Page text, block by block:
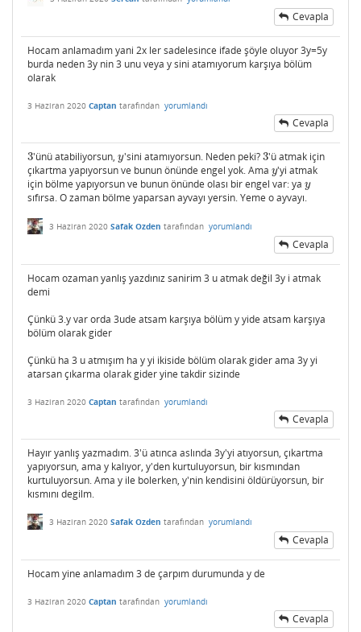
Cevapla
Hocam anlamadım yani 2x ler sadelesince ifade şöyle oluyor 3y=5y
burda neden 3y nin 3 unu veya y sini atamıyorum karşıya bölüm
olarak
3 Haziran 2020 Captan tarafından yorumlandı
Cevapla
3
3'ünü atabiliyorsun,y
y'sini atamıyorsun. Neden peki?3
3'ü atmak için
çıkartma yapıyorsun ve bunun önünde engel yok. Ama y
y'yi atmak
için bölme yapıyorsun ve bunun önünde olası bir engel var: ya y
y
sıfırsa. O zaman bölme yaparsan ayvayı yersin. Yeme o ayvayı.
3 Haziran 2020 Safak Ozden tarafından yorumlandı
Cevapla
Hocam ozaman yanlış yazdınız sanirim 3 u atmak değil 3y i atmak
demi
Çünkü 3.y var orda 3ude atsam karşıya bölüm y yide atsam karşıya
bölüm olarak gider
Çünkü ha 3 u atmışım ha y yi ikiside bölüm olarak gider ama 3y yi
atarsan çıkarma olarak gider yine takdir sizinde
3 Haziran 2020 Captan tarafından yorumlandı
Cevapla
Hayır yanlış yazmadım. 3'ü atınca aslında 3y'yi atıyorsun, çıkartma
yapıyorsun, ama y kalıyor, y'den kurtuluyorsun, bir kısmından
kurtuluyorsun. Ama y ile bolerken, y'nin kendisini öldürüyorsun, bir
kısmını degilm.
3 Haziran 2020 Safak Ozden tarafından yorumlandı
Cevapla
Hocam yine anlamadım 3 de çarpım durumunda y de
3 Haziran 2020 Captan tarafından yorumlandı
Cevapla